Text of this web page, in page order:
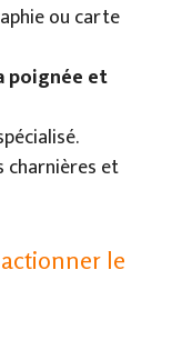
ou carte
poignée et
charnières et
le